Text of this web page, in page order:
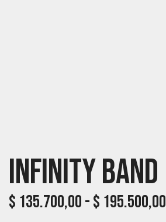
Infinity Band
$ 135.700,00-$ 195.500,00